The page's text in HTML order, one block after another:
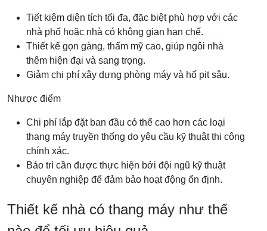
Tiết kiệm diện tích tối đa, đặc biệt phù hợp với các
nhà phố hoặc nhà có không gian hạn chế.
Thiết kế gọn gàng, thẩm mỹ cao, giúp ngôi nhà
thêm hiện đại và sang trọng.
Giảm chi phí xây dựng phòng máy và hố pit sâu.
Nhược điểm
Chi phí lắp đặt ban đầu có thể cao hơn các loại
thang máy truyền thống do yêu cầu kỹ thuật thi công
chính xác.
Bảo trì cần được thực hiện bởi đội ngũ kỹ thuật
chuyên nghiệp để đảm bảo hoạt động ổn định.
Thiết kế nhà có thang máy như thế